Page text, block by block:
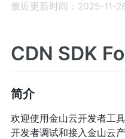
最近更新时间：2025-11-
CDN SDK
简介
欢迎使用金山云开发者工
开发者调试和接入金山云